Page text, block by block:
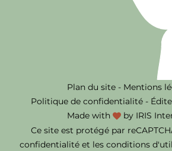
Plan du site - Mentions
Politique de confidentialité -
Made with
by IRIS
Ce site est protégé par
confidentialité et les conditions